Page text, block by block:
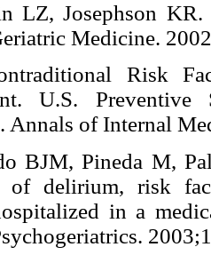
LZ, Josephson
Medicine.
Risk
U.S. Preventive
Annals of
BJM, Pineda M,
of delirium, risk
in a